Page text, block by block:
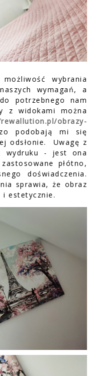
wybrania
wymagań, a
potrzebnego nam
z widokami można
obrazy-
podobają mi się
odsłonie. Uwagę z
wydruku - jest ona
płótno,
doświadczenia.
sprawia, że obraz
i estetycznie.